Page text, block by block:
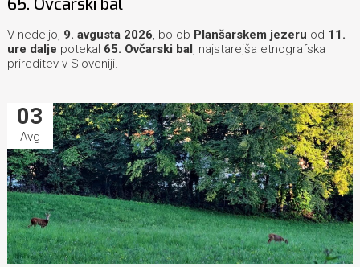
V nedeljo, 9. avgusta 2026, bo ob Planšarskem jezeru od 11.
ure dalje potekal 65. Ovčarski bal, najstarejša etnografska
prireditev v Sloveniji.
03
Avg